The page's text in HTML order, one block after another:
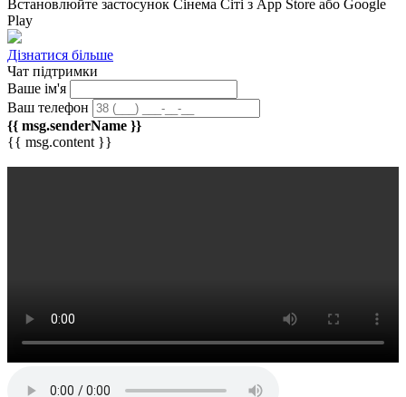
Встановлюйте застосунок Сінема Сіті з App Store або Google
Play
Дізнатися більше
Чат підтримки
Ваше ім'я
Ваш телефон
{{ msg.senderName }}
{{ msg.content }}